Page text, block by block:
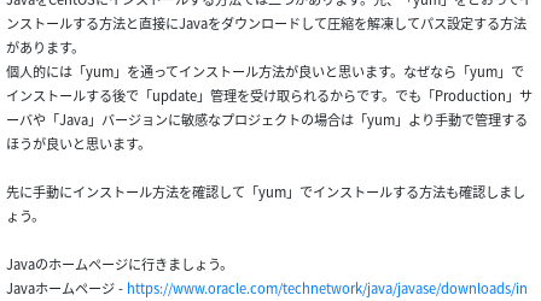
ンストールする方法と直接にJavaをダウンロードして圧縮を解凍してパス設定する方法
があります。
個人的には「yum」を通ってインストール方法が良いと思います。なぜなら「yum」で
インストールする後で「update」管理を受け取られるからです。でも「Production」サ
ーバや「Java」バージョンに敏感なプロジェクトの場合は「yum」より手動で管理する
ほうが良いと思います。
先に手動にインストール方法を確認して「yum」でインストールする方法も確認しまし
ょう。
Javaのホームページに行きましょう。
Javaホームページ - https://www.oracle.com/technetwork/java/javase/downloads/in